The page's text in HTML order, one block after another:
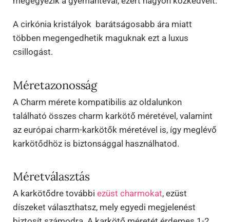
A cirkónia kristályok barátságosabb ára miatt
többen megengedhetik maguknak ezt a luxus
csillogást.
Méretazonosság
A Charm mérete kompatibilis az oldalunkon
található összes charm karkötő méretével, valamint
az európai charm-karkötők méretével is, így meglévő
karkötődhöz is biztonsággal használhatod.
Méretválasztás
A karkötődre további ezüst charmokat, ezüst
díszeket választhatsz, mely egyedi megjelenést